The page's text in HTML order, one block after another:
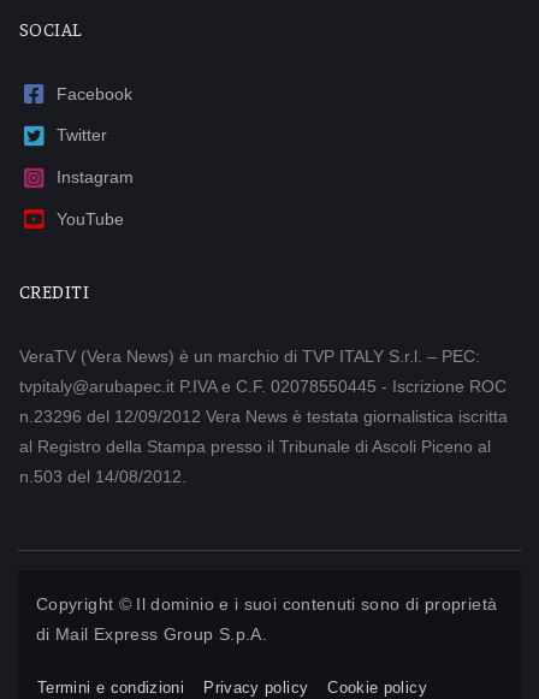
SOCIAL
Facebook
Twitter
Instagram
YouTube
CREDITI
VeraTV (Vera News) è un marchio di TVP ITALY S.r.l. – PEC:
tvpitaly@arubapec.it P.IVA e C.F. 02078550445 - Iscrizione ROC
n.23296 del 12/09/2012 Vera News è testata giornalistica iscritta
al Registro della Stampa presso il Tribunale di Ascoli Piceno al
n.503 del 14/08/2012.
Copyright © Il dominio e i suoi contenuti sono di proprietà
di Mail Express Group S.p.A.
Termini e condizioni Privacy policy Cookie policy